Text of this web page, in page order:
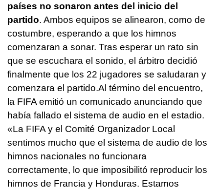
países no sonaron antes del inicio del
partido. Ambos equipos se alinearon, como de
costumbre, esperando a que los himnos
comenzaran a sonar. Tras esperar un rato sin
que se escuchara el sonido, el árbitro decidió
finalmente que los 22 jugadores se saludaran y
comenzara el partido.Al término del encuentro,
la FIFA emitió un comunicado anunciando que
había fallado el sistema de audio en el estadio.
«La FIFA y el Comité Organizador Local
sentimos mucho que el sistema de audio de los
himnos nacionales no funcionara
correctamente, lo que imposibilitó reproducir los
himnos de Francia y Honduras. Estamos